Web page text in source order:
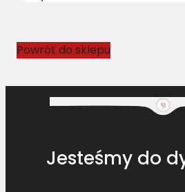
y
D
Powrót do sklepu
Jesteśmy do